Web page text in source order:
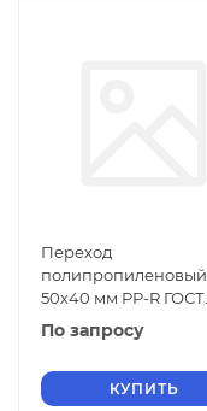
Переход
полипропиленовый
50х40 мм PP-R ГОСТ
32415-2013
По запросу
КУПИТЬ